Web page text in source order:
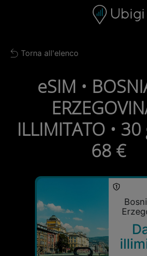
Barra di navigazione
Back to list
Torna all'elenco
eSIM •
ILLIMITATO •
68 €